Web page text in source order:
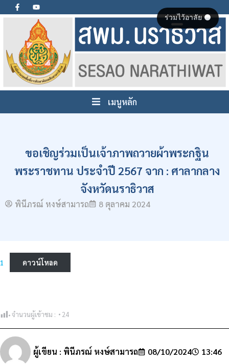
เมนูหลัก
ขอเชิญร่วมเป็นเจ้าภาพถวายผ้าพระกฐิน
พระราชทาน ประจำปี 2567 จาก : ศาลากลาง
จังหวัดนราธิวาส
พินีภรณ์ หงษ์สามารถ 8 ตุลาคม 2024
1 ดาวน์โหลด
จำนวนผู้เข้าชม : 24
ผู้เขียน : พินีภรณ์ หงษ์สามารถ 08/10/2024 13:46
ร่วมไว้อาลัย ⚫